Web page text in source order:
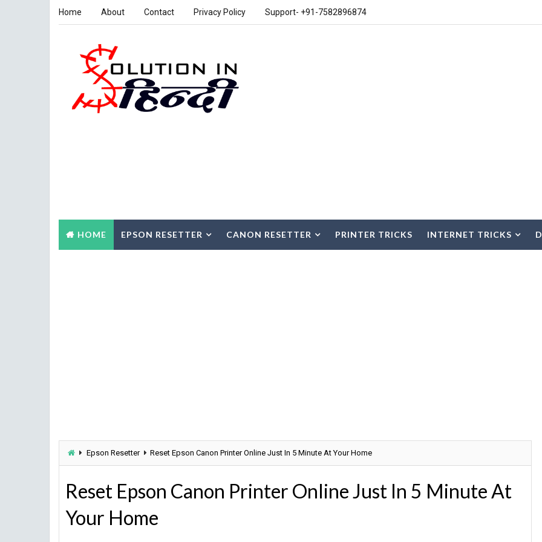
Home About Contact Privacy Policy Support- +91-7582896874
HOME EPSON RESETTER CANON RESETTER PRINTER TRICKS INTERNET TRICKS
Epson Resetter Reset Epson Canon Printer Online Just In 5 Minute At Your Home
Reset Epson Canon Printer Online Just In 5 Minute At
Your Home